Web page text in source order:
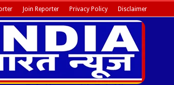
Join Reporter Privacy Policy Disclaimer